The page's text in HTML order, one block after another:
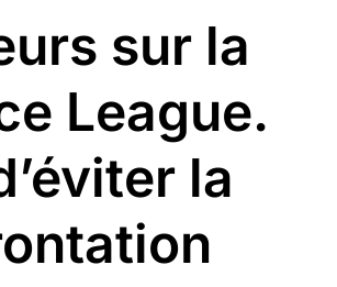
sur la
League.
la